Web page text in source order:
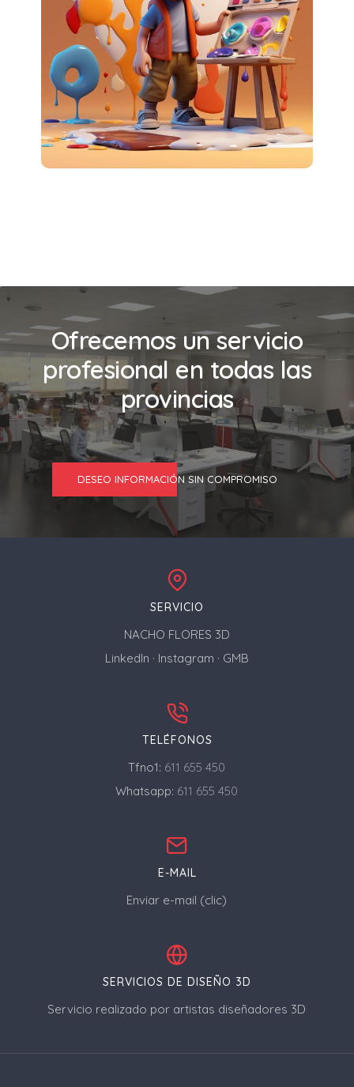
Ofrecemos un servicio
profesional en todas las
provincias
DESEO INFORMACIÓN SIN COMPROMISO
SERVICIO
NACHO FLORES 3D
LinkedIn · Instagram · GMB
TELÉFONOS
Tfno1: 611 655 450
Whatsapp: 611 655 450
E-MAIL
Enviar e-mail (clic)
SERVICIOS DE DISEÑO 3D
Servicio realizado por artistas diseñadores 3D